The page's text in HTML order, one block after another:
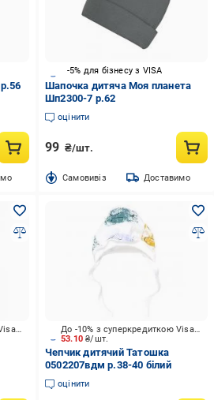
-5% для бізнесу з VISA
Шапочка дитяча Моя планета
Шп2300-7 р.62
оцінити
99 ₴/шт.
Cамовивіз Доставимо
До -10% з суперкредиткою Visa Вигода
53.10₴/шт.
До -10% з суперкредиткою Visa Вигода
Чепчик дитячий Татошка
0502207вдм р.38-40 білий
оцінити